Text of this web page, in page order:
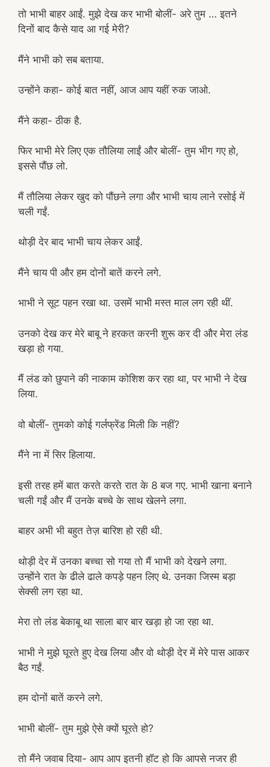
तो भाभी बाहर आईं. मुझे देख कर भाभी बोलीं- अरे तुम … इतने
दिनों बाद कैसे याद आ गई मेरी?
मैंने भाभी को सब बताया.
उन्होंने कहा- कोई बात नहीं, आज आप यहीं रुक जाओ.
मैंने कहा- ठीक है.
फिर भाभी मेरे लिए एक तौलिया लाईं और बोलीं- तुम भीग गए हो,
इससे पौंछ लो.
मैं तौलिया लेकर खुद को पौंछने लगा और भाभी चाय लाने रसोई में
चली गईं.
थोड़ी देर बाद भाभी चाय लेकर आईं.
मैंने चाय पी और हम दोनों बातें करने लगे.
भाभी ने सूट पहन रखा था. उसमें भाभी मस्त माल लग रही थीं.
उनको देख कर मेरे बाबू ने हरकत करनी शुरू कर दी और मेरा लंड
खड़ा हो गया.
मैं लंड को छुपाने की नाकाम कोशिश कर रहा था, पर भाभी ने देख
लिया.
वो बोलीं- तुमको कोई गर्लफ्रेंड मिली कि नहीं?
मैंने ना में सिर हिलाया.
इसी तरह हमें बात करते करते रात के 8 बज गए. भाभी खाना बनाने
चली गईं और मैं उनके बच्चे के साथ खेलने लगा.
बाहर अभी भी बहुत तेज़ बारिश हो रही थी.
थोड़ी देर में उनका बच्चा सो गया तो मैं भाभी को देखने लगा.
उन्होंने रात के ढीले ढाले कपड़े पहन लिए थे. उनका जिस्म बड़ा
सेक्सी लग रहा था.
मेरा तो लंड बेकाबू था साला बार बार खड़ा हो जा रहा था.
भाभी ने मुझे घूरते हुए देख लिया और वो थोड़ी देर में मेरे पास आकर
बैठ गईं.
हम दोनों बातें करने लगे.
भाभी बोलीं- तुम मुझे ऐसे क्यों घूरते हो?
तो मैंने जवाब दिया- आप आप इतनी हॉट हो कि आपसे नजर ही